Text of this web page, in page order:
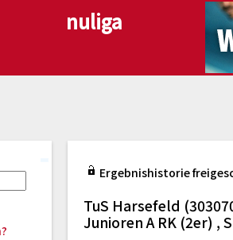
Ergebnishistorie
TuS Harsefeld
Junioren A RK (2er) ,